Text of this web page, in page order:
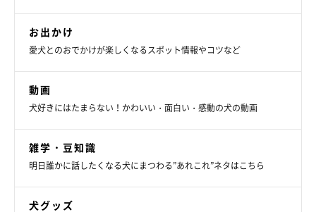
写真提供・取材協力／
取材・文／小林けい
2024年11月時点の情報であり、現在と異なる場合があります。
お出かけ
愛犬とのおでかけが楽しくなるスポット情報やコツなど
動画
犬好きにはたまらない！かわいい・面白い・感動の犬の動画
雑学・豆知識
明日誰かに話したくなる犬にまつわる”あれこれ”ネタはこちら
犬グッズ